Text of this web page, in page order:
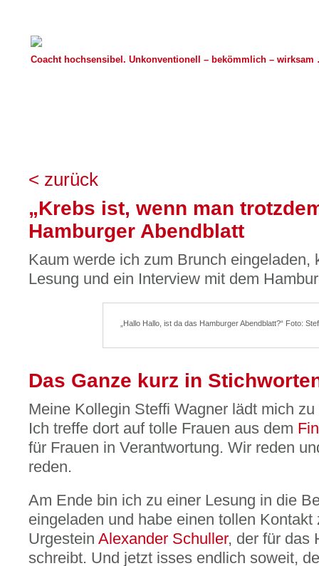
Coacht hochsensibel. Unkonventionell – bekömmlich –
< zurück
„Krebs ist, wenn man
Hamburger Abendblatt
Kaum werde ich zum Brunch eingeladen,
Lesung und ein Interview mit dem
„Hallo Hallo, ist da das Hamburger Abendblatt?“ Foto:
Das Ganze kurz in
Meine Kollegin Steffi Wagner lädt mich
Ich treffe dort auf tolle Frauen aus dem
für Frauen in Verantwortung. Wir reden
reden.
Am Ende bin ich zu einer Lesung in die
eingeladen und habe einen tollen Kontakt
Urgestein Alexander Schuller, der für das
schreibt. Und jetzt isses endlich soweit,